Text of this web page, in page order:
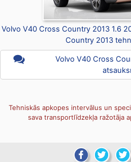
Volvo V40 Cross Country 2013 1.6
Country 2013
Volvo V40 Cross
Tehniskās apkopes intervālus un
sava transportlīdzekļa ražotāja